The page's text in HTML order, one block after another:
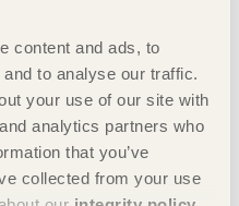
content and ads, to
to analyse our traffic.
your use of our site with
analytics partners who
that you’ve
collected from your use